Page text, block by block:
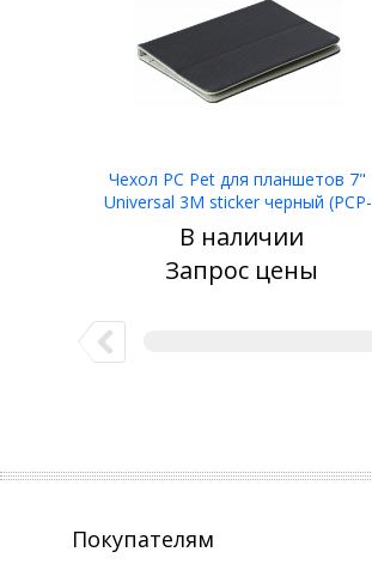
Чехол PC Pet для планшетов 7"
Universal 3M sticker черный (PCP-
TU3007BK)
В наличии
Запрос цены
Узнать цену
Покупателям